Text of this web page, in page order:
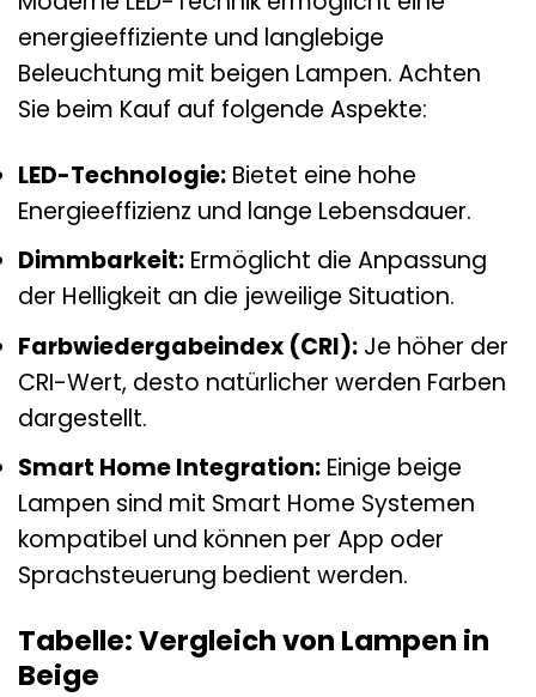
energieeffiziente und langlebige
Beleuchtung mit beigen Lampen. Achten
Sie beim Kauf auf folgende Aspekte:
LED-Technologie: Bietet eine hohe
Energieeffizienz und lange Lebensdauer.
Dimmbarkeit: Ermöglicht die Anpassung
der Helligkeit an die jeweilige Situation.
Farbwiedergabeindex (CRI): Je höher der
CRI-Wert, desto natürlicher werden Farben
dargestellt.
Smart Home Integration: Einige beige
Lampen sind mit Smart Home Systemen
kompatibel und können per App oder
Sprachsteuerung bedient werden.
Tabelle: Vergleich von Lampen in
Beige